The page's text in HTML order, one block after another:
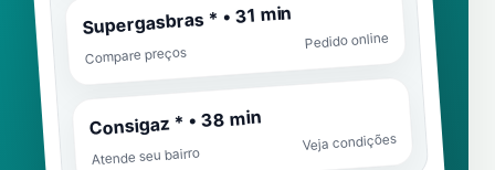
Supergasbras * • 31 min
Compare preços
Pedido online
Consigaz * • 38 min
Atende seu bairro
Veja condições